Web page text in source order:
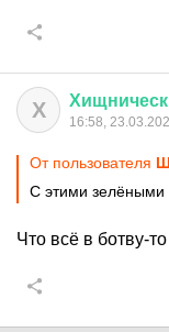
Х 16:58,
От пользователя
С этими
Что всё в ботву-то